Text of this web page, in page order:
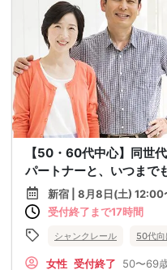
【50・60代中心】同世
パートナーと、いつまで
新宿 | 8月8日(土) 12:00
受付終了まで17時間
シャンクレール 50代向
女性 受付終了 50〜69